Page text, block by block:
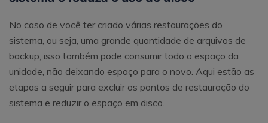
No caso de você ter criado várias restaurações do
sistema, ou seja, uma grande quantidade de arquivos de
backup, isso também pode consumir todo o espaço da
unidade, não deixando espaço para o novo. Aqui estão as
etapas a seguir para excluir os pontos de restauração do
sistema e reduzir o espaço em disco.